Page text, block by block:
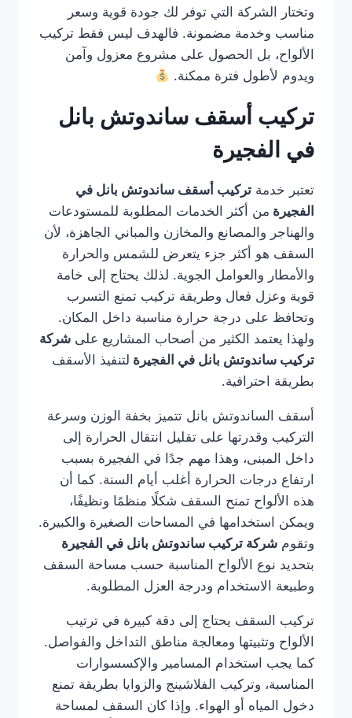
وتختار الشركة التي توفر لك جودة قوية وسعر
مناسب وخدمة مضمونة. فالهدف ليس فقط تركيب
الألواح، بل الحصول على مشروع معزول وآمن
ويدوم لأطول فترة ممكنة.
تركيب أسقف ساندوتش بانل
في الفجيرة
تعتبر خدمة تركيب أسقف ساندوتش بانل في
الفجيرة من أكثر الخدمات المطلوبة للمستودعات
والهناجر والمصانع والمخازن والمباني الجاهزة، لأن
السقف هو أكثر جزء يتعرض للشمس والحرارة
والأمطار والعوامل الجوية. لذلك يحتاج إلى خامة
قوية وعزل فعال وطريقة تركيب تمنع التسرب
وتحافظ على درجة حرارة مناسبة داخل المكان.
ولهذا يعتمد الكثير من أصحاب المشاريع على شركة
تركيب ساندوتش بانل في الفجيرة لتنفيذ الأسقف
بطريقة احترافية.
أسقف الساندوتش بانل تتميز بخفة الوزن وسرعة
التركيب وقدرتها على تقليل انتقال الحرارة إلى
داخل المبنى، وهذا مهم جدًا في الفجيرة بسبب
ارتفاع درجات الحرارة أغلب أيام السنة. كما أن
هذه الألواح تمنح السقف شكلًا منظمًا ونظيفًا،
ويمكن استخدامها في المساحات الصغيرة والكبيرة.
وتقوم شركة تركيب ساندوتش بانل في الفجيرة
بتحديد نوع الألواح المناسبة حسب مساحة السقف
وطبيعة الاستخدام ودرجة العزل المطلوبة.
تركيب السقف يحتاج إلى دقة كبيرة في ترتيب
الألواح وتثبيتها ومعالجة مناطق التداخل والفواصل.
كما يجب استخدام المسامير والإكسسوارات
المناسبة، وتركيب الفلاشينج والزوايا بطريقة تمنع
دخول المياه أو الهواء. وإذا كان السقف لمساحة